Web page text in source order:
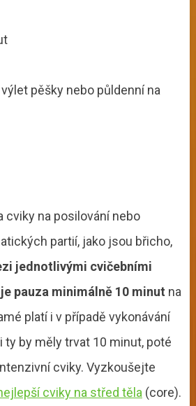
pěšky nebo půldenní na
cviky na posilování nebo
partií, jako jsou břicho,
jednotlivými cvičebními
pauza minimálně 10 minut na
platí i v případě vykonávání
ty by měly trvat 10 minut, poté
cviky. Vyzkoušejte
cviky na střed těla (core).